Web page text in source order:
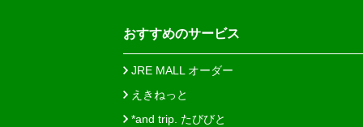
おすすめのサービス
JRE MALL オーダー
えきねっと
*and trip. たびびと